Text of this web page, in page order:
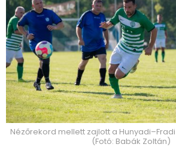
Nézőrekord mellett zajlott a
(Fotó: Babák Zoltán)